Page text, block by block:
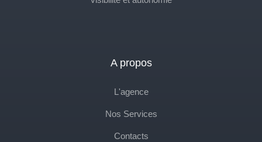
A propos
L'agence
Nos Services
Contacts